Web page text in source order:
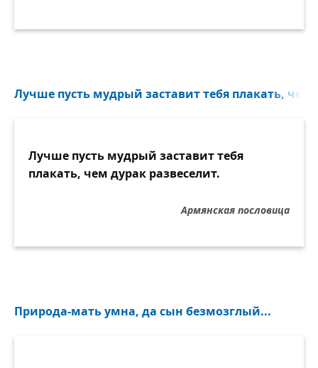
Лучше пусть мудрый заставит тебя плакать, чем
Лучше пусть мудрый заставит тебя
плакать, чем дурак развеселит.
Армянская пословица
Природа-мать умна, да сын безмозглый...